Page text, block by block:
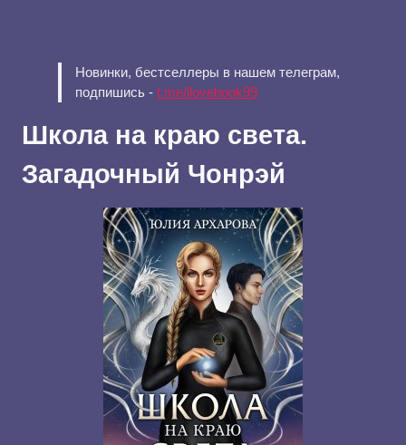
Новинки, бестселлеры в нашем телеграм,
подпишись - t.me/ilovebook99
Школа на краю света.
Загадочный Чонрэй